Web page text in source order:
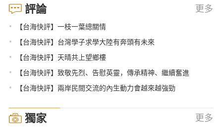
評論 更多
• 【台海快評】一枝一葉總關情
• 【台海快評】台灣學子求學大陸有奔頭有未來
• 【台海快評】天晴共上望鄉樓
• 【台海快評】致敬先烈、告慰英靈，傳承精神、繼續奮進
• 【台海快評】兩岸民間交流的內生動力會越來越強勁
獨家 更多